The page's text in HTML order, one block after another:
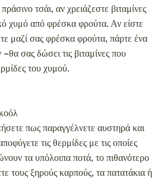
τις θερμίδες με τις οποίες
τα υπόλοιπα ποτά, το πιθανότερο
τους ξηρούς καρπούς, τα πατατάκια ή
μαζί με το ποτό σας. Το
στο μπαρ μπορεί εύκολα να
που καταναλώνετε σε ένα-δυο ποτά
αν δεν θέλετε να σαμποτάρετε τις
εβδομάδας.